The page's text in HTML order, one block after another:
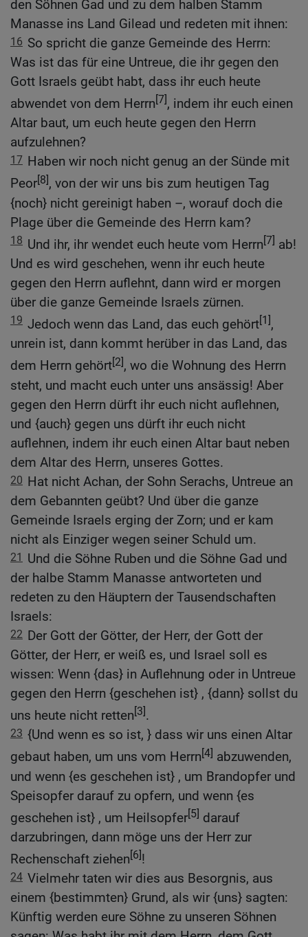
den Söhnen Gad und zu dem halben Stamm
Manasse ins Land Gilead und redeten mit ihnen:
16 So spricht die ganze Gemeinde des Herrn:
Was ist das für eine Untreue, die ihr gegen den
Gott Israels geübt habt, dass ihr euch heute
abwendet von dem Herrn[7], indem ihr euch einen
Altar baut, um euch heute gegen den Herrn
aufzulehnen?
17 Haben wir noch nicht genug an der Sünde mit
Peor[8], von der wir uns bis zum heutigen Tag
{noch} nicht gereinigt haben –, worauf doch die
Plage über die Gemeinde des Herrn kam?
18 Und ihr, ihr wendet euch heute vom Herrn[7] ab!
Und es wird geschehen, wenn ihr euch heute
gegen den Herrn auflehnt, dann wird er morgen
über die ganze Gemeinde Israels zürnen.
19 Jedoch wenn das Land, das euch gehört[1],
unrein ist, dann kommt herüber in das Land, das
dem Herrn gehört[2], wo die Wohnung des Herrn
steht, und macht euch unter uns ansässig! Aber
gegen den Herrn dürft ihr euch nicht auflehnen,
und {auch} gegen uns dürft ihr euch nicht
auflehnen, indem ihr euch einen Altar baut neben
dem Altar des Herrn, unseres Gottes.
20 Hat nicht Achan, der Sohn Serachs, Untreue an
dem Gebannten geübt? Und über die ganze
Gemeinde Israels erging der Zorn; und er kam
nicht als Einziger wegen seiner Schuld um.
21 Und die Söhne Ruben und die Söhne Gad und
der halbe Stamm Manasse antworteten und
redeten zu den Häuptern der Tausendschaften
Israels:
22 Der Gott der Götter, der Herr, der Gott der
Götter, der Herr, er weiß es, und Israel soll es
wissen: Wenn {das} in Auflehnung oder in Untreue
gegen den Herrn {geschehen ist} , {dann} sollst du
uns heute nicht retten[3].
23 {Und wenn es so ist, } dass wir uns einen Altar
gebaut haben, um uns vom Herrn[4] abzuwenden,
und wenn {es geschehen ist} , um Brandopfer und
Speisopfer darauf zu opfern, und wenn {es
geschehen ist} , um Heilsopfer[5] darauf
darzubringen, dann möge uns der Herr zur
Rechenschaft ziehen[6]!
24 Vielmehr taten wir dies aus Besorgnis, aus
einem {bestimmten} Grund, als wir {uns} sagten:
Künftig werden eure Söhne zu unseren Söhnen